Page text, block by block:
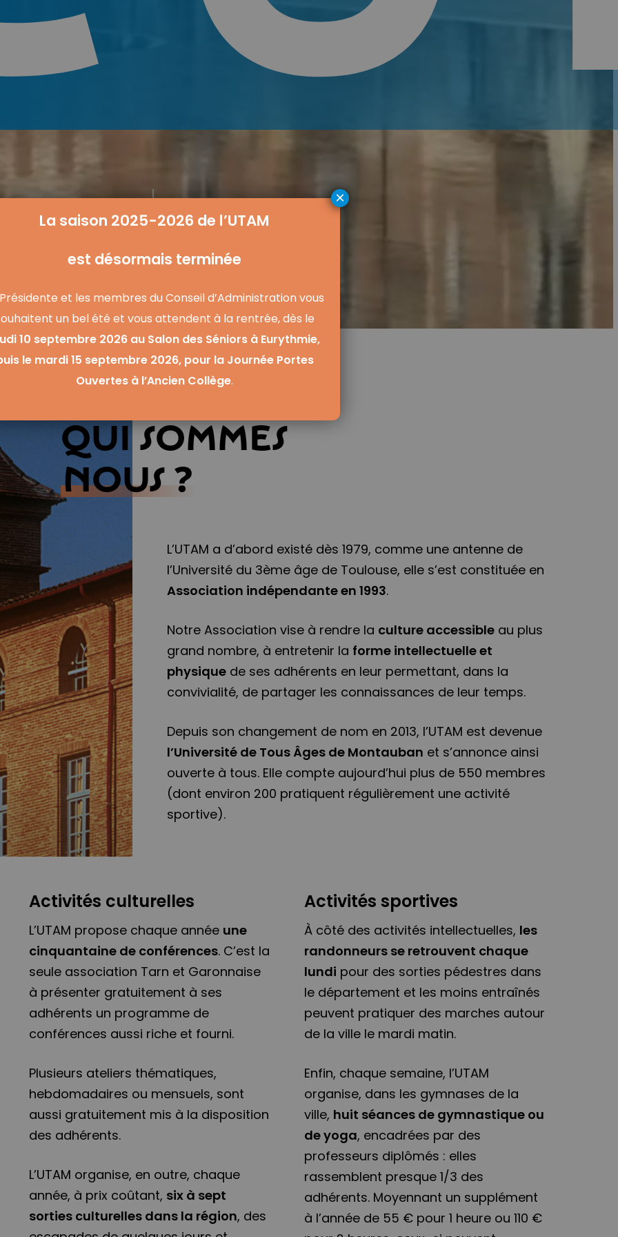
Qui sommes
nous ?
L’UTAM a d’abord existé dès 1979, comme une antenne de
l’Université du 3ème âge de Toulouse, elle s’est constituée en
Association indépendante en 1993.
Notre Association vise à rendre la culture accessibleau plus
grand nombre, à entretenir la forme intellectuelle et
physiquede ses adhérents en leur permettant, dans la
convivialité, de partager les connaissances de leur temps.
Depuis son changement de nom en 2013, l’UTAM est devenue
l’Université de Tous Âges de Montauban et s’annonce ainsi
ouverte à tous. Elle compte aujourd’hui plus de 550 membres
(dont environ 200 pratiquent régulièrement une activité
sportive).
Activités culturelles
L’UTAM propose chaque année une
cinquantaine de conférences. C’est la
seule association Tarn et Garonnaise
à présenter gratuitement à ses
adhérents un programme de
conférences aussi riche et fourni.
Plusieurs ateliers thématiques,
hebdomadaires ou mensuels, sont
aussi gratuitement mis à la disposition
des adhérents.
L’UTAM organise, en outre, chaque
année, à prix coûtant, six à sept
sorties culturelles dans la région, des
Activités sportives
À côté des activités intellectuelles, les
randonneurs se retrouvent chaque
lundi pour des sorties pédestres dans
le département et les moins entraînés
peuvent pratiquer des marches autour
de la ville le mardi matin.
Enfin, chaque semaine, l’UTAM
organise, dans les gymnases de la
ville, huit séances de gymnastique ou
de yoga, encadrées par des
professeurs diplômés : elles
rassemblent presque 1/3 des
adhérents. Moyennant un supplément
à l’année de 55 € pour 1 heure ou 110 €
La saison 2025-2026 de l’UTAM
est désormais terminée
et les membres du Conseil d’Administration vous
un bel été et vous attendent à la rentrée, dès le
10 septembre 2026 au Salon des Séniors à Eurythmie,
le mardi 15 septembre 2026, pour la Journée Portes
Ouvertes à l’Ancien Collège.
×